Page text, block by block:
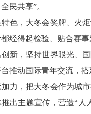
民共享”。
，大冬会奖牌、火炬
经得起检验、贴合赛
，坚持世界眼光、国
推动国际青年交流，
，把大冬会作为城市
出主题宣传，营造“